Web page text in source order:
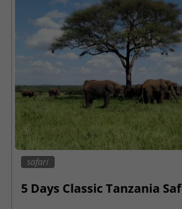
safari
5 Days Classic Tanzania